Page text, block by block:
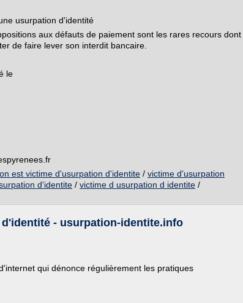
usurpation d'identité
aux défauts de paiement sont les rares recours dont
de faire lever son interdit bancaire.
le
est victime d'usurpation d'identite / victime d'usurpation
d'identite / victime d usurpation d identite /
- usurpation-identite.info
qui dénonce régulièrement les pratiques